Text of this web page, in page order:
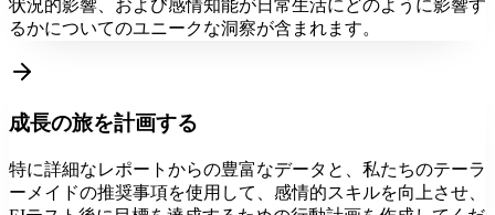
状況的影響、および感情知能が日常生活にどのように影響す
るかについてのユニークな洞察が含まれます。
成長の旅を計画する
特に詳細なレポートからの豊富なデータと、私たちのテーラ
ーメイドの推奨事項を使用して、感情的スキルを向上させ、